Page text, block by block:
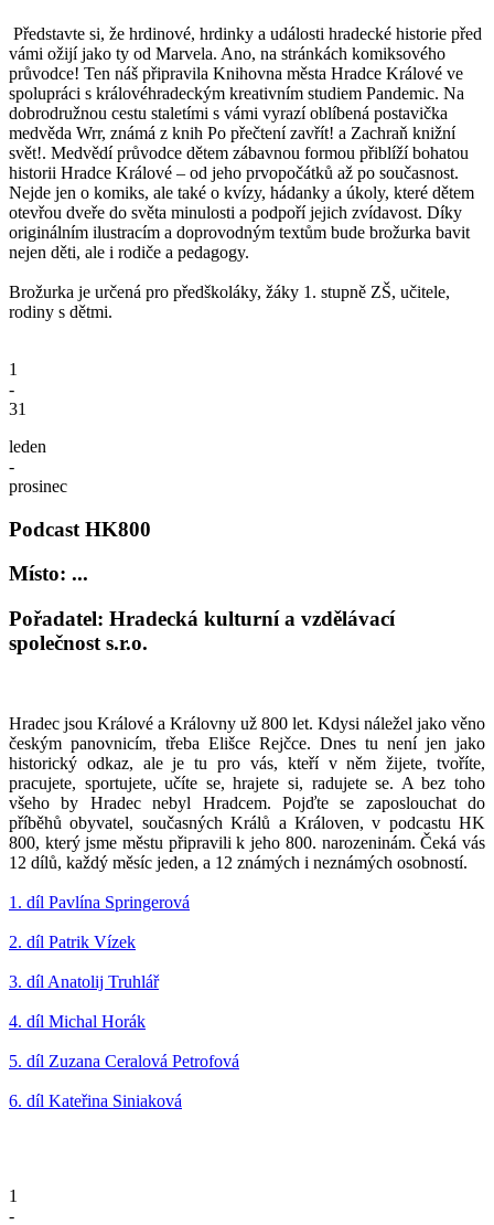
Představte si, že hrdinové, hrdinky a události hradecké historie před
vámi ožijí jako ty od Marvela. Ano, na stránkách komiksového
průvodce! Ten náš připravila Knihovna města Hradce Králové ve
spolupráci s královéhradeckým kreativním studiem Pandemic. Na
dobrodružnou cestu staletími s vámi vyrazí oblíbená postavička
medvěda Wrr, známá z knih Po přečtení zavřít! a Zachraň knižní
svět!. Medvědí průvodce dětem zábavnou formou přiblíží bohatou
historii Hradce Králové – od jeho prvopočátků až po současnost.
Nejde jen o komiks, ale také o kvízy, hádanky a úkoly, které dětem
otevřou dveře do světa minulosti a podpoří jejich zvídavost. Díky
originálním ilustracím a doprovodným textům bude brožurka bavit
nejen děti, ale i rodiče a pedagogy.
Brožurka je určená pro předškoláky, žáky 1. stupně ZŠ, učitele,
rodiny s dětmi.
1
-
31
leden
-
prosinec
Podcast HK800
Místo: ...
Pořadatel: Hradecká kulturní a vzdělávací
společnost s.r.o.
Hradec jsou Králové a Královny už 800 let. Kdysi náležel jako věno
českým panovnicím, třeba Elišce Rejčce. Dnes tu není jen jako
historický odkaz, ale je tu pro vás, kteří v něm žijete, tvoříte,
pracujete, sportujete, učíte se, hrajete si, radujete se. A bez toho
všeho by Hradec nebyl Hradcem. Pojďte se zaposlouchat do
příběhů obyvatel, současných Králů a Královen, v podcastu HK
800, který jsme městu připravili k jeho 800. narozeninám. Čeká vás
12 dílů, každý měsíc jeden, a 12 známých i neznámých osobností.
1. díl Pavlína Springerová
2. díl Patrik Vízek
3. díl Anatolij Truhlář
4. díl Michal Horák
5. díl Zuzana Ceralová Petrofová
6. díl Kateřina Siniaková
1
-